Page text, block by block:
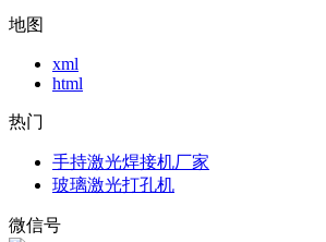
地图
xml
html
热门
手持激光焊接机厂家
玻璃激光打孔机
微信号